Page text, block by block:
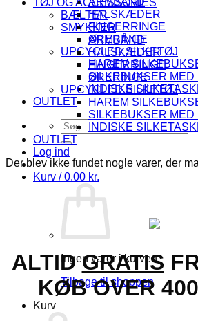
HALSKÆDER
FINGERRINGE
ØRERINGE
UPCYCLED SILKETØJ
HAREM
SILKEBUKSER MED
INDISKE
OUTLET
Søg
efter:
Log ind
Kurv /0.00 kr.
Ingen varer i kurven.
Tilbage til shoppen
Kurv
TØJ OG ACCESSORIES
BÆLTER
SMYKKER
ARMBÅND
HALSKÆDER
FINGERRINGE
ØRERINGE
UPCYCLED SILKETØJ
HAREM
SILKEBUKSER MED
INDISKE
OUTLET
Der blev ikke fundet nogle varer, der
ALTIDGRATIS
KØB OVER